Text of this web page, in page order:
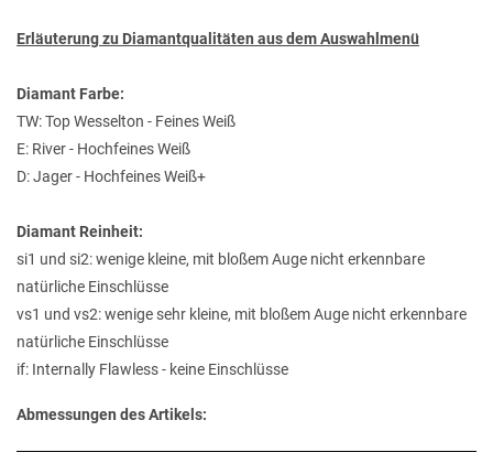
Erläuterung zu Diamantqualitäten aus dem Auswahlmenü
Diamant Farbe:
TW: Top Wesselton - Feines Weiß
E: River - Hochfeines Weiß
D: Jager - Hochfeines Weiß+
Diamant Reinheit:
si1 und si2: wenige kleine, mit bloßem Auge nicht erkennbare
natürliche Einschlüsse
vs1 und vs2: wenige sehr kleine, mit bloßem Auge nicht erkennbare
natürliche Einschlüsse
if: Internally Flawless - keine Einschlüsse
Abmessungen des Artikels: